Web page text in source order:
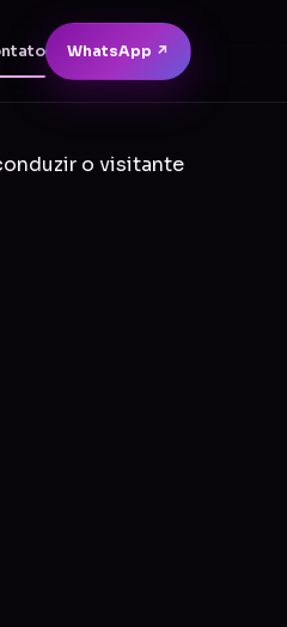
WhatsApp ↗
o visitante